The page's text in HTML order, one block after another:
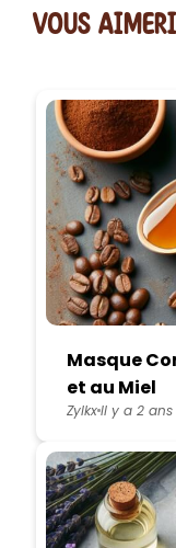
vous
Masque
et au Miel
ZylkxIl y a 2 ans